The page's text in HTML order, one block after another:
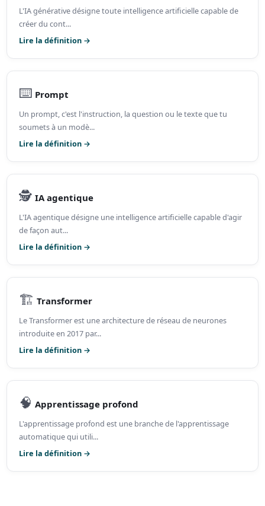
L'IA générative désigne toute intelligence artificielle capable de
créer du cont...
Lire la définition →
⌨️ Prompt
Un prompt, c'est l'instruction, la question ou le texte que tu
soumets à un modè...
Lire la définition →
🕵️ IA agentique
L'IA agentique désigne une intelligence artificielle capable d'agir
de façon aut...
Lire la définition →
🏗️ Transformer
Le Transformer est une architecture de réseau de neurones
introduite en 2017 par...
Lire la définition →
🧠 Apprentissage profond
L'apprentissage profond est une branche de l'apprentissage
automatique qui utili...
Lire la définition →